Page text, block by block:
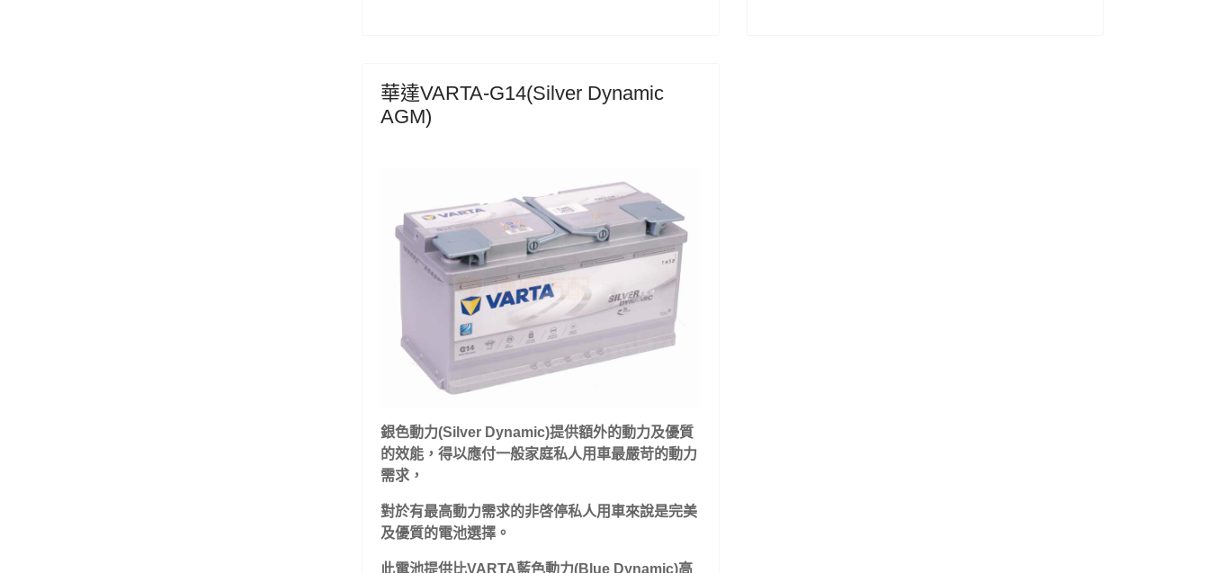
華達VARTA-G14(Silver Dynamic
AGM)
銀色動力(Silver Dynamic)提供額外的動力及優質
的效能，得以應付一般家庭私人用車最嚴苛的動力
需求 ，
對於有最高動力需求的非啓停私人用車來說是完美
及優質的電池選擇。
此電池提供比VARTA藍色動力(Blue Dynamic)高